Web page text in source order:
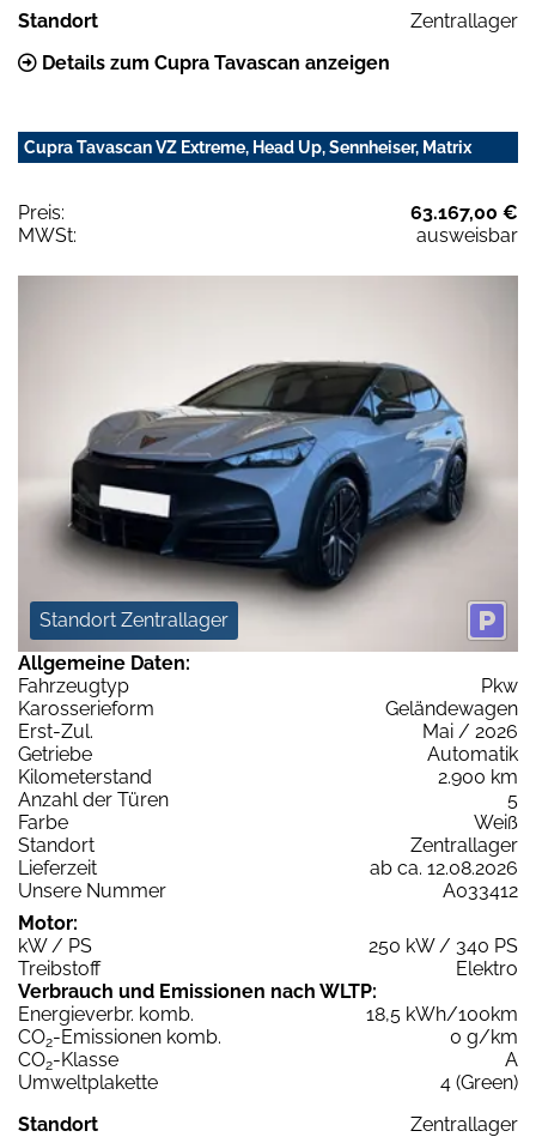
Standort
Zentrallager
Details zum Cupra Tavascan anzeigen
Cupra Tavascan VZ Extreme, Head Up, Sennheiser, Matrix
Preis:
63.167,00 €
MWSt:
ausweisbar
Standort Zentrallager
Allgemeine Daten:
Fahrzeugtyp
Pkw
Karosserieform
Geländewagen
Erst-Zul.
Mai / 2026
Getriebe
Automatik
Kilometerstand
2.900 km
Anzahl der Türen
5
Farbe
Weiß
Standort
Zentrallager
Lieferzeit
ab ca. 12.08.2026
Unsere Nummer
A033412
Motor:
kW / PS
250 kW / 340 PS
Treibstoff
Elektro
Verbrauch und Emissionen nach WLTP:
Energieverbr. komb.
18,5 kWh/100km
CO2-Emissionen komb.
0 g/km
CO2-Klasse
A
Umweltplakette
4 (Green)
Standort
Zentrallager